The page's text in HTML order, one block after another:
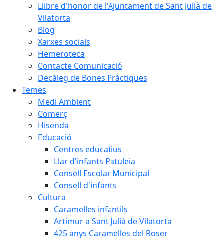
Llibre d'honor de l'Ajuntament de Sant Julià de
Vilatorta
Blog
Xarxes socials
Hemeroteca
Contacte Comunicació
Decàleg de Bones Pràctiques
Temes
Medi Ambient
Comerç
Hisenda
Educació
Centres educatius
Llar d'infants Patuleia
Consell Escolar Municipal
Consell d'infants
Cultura
Caramelles infantils
Artimur a Sant Julià de Vilatorta
425 anys Caramelles del Roser